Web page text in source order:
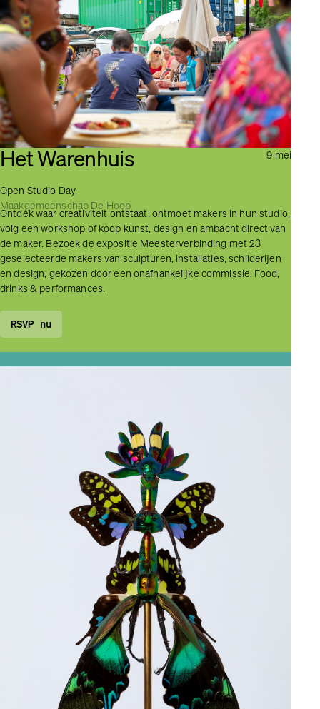
Het Warenhuis 9 mei
Open Studio Day
Maakgemeenschap De Hoop
Ontdek waar creativiteit ontstaat: ontmoet makers in hun studio,
volg een workshop of koop kunst, design en ambacht direct van
de maker. Bezoek de expositie Meesterverbinding met 23
geselecteerde makers van sculpturen, installaties, schilderijen
en design, gekozen door een onafhankelijke commissie. Food,
drinks & performances.
RSVP nu